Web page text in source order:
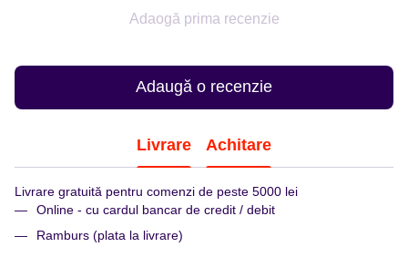
Adaogă prima recenzie
Adaugă o recenzie
Livrare Achitare
Livrare gratuită pentru comenzi de peste 5000 lei
Online - cu cardul bancar de credit / debit
Ramburs (plata la livrare)